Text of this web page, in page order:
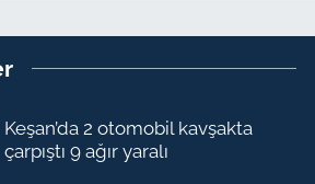
Keşan’da 2 otomobil kavşakta
çarpıştı 9 ağır yaralı